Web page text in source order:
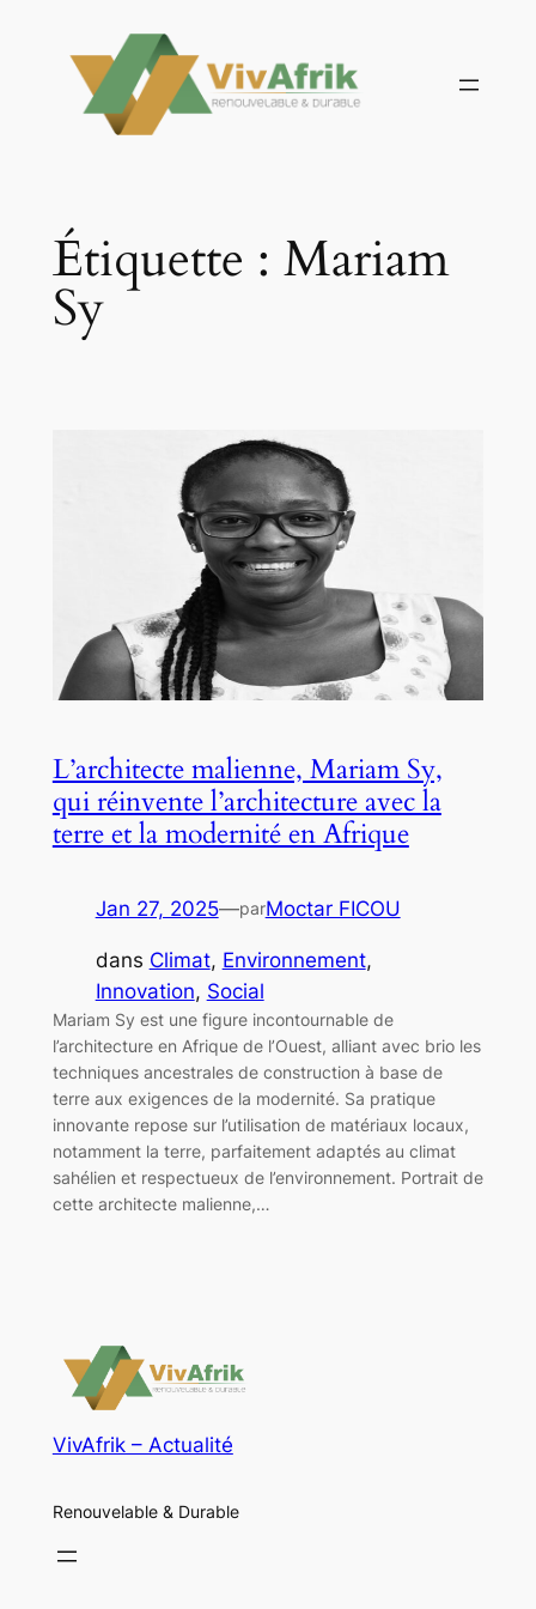
contenu
Étiquette : Mariam
Sy
L’architecte malienne, Mariam Sy,
qui réinvente l’architecture avec la
terre et la modernité en Afrique
Jan 27, 2025—parMoctar FICOU
dans Climat, Environnement
Innovation, Social
Mariam Sy est une figure incontournable de
l’architecture en Afrique de l’Ouest, alliant avec brio les
techniques ancestrales de construction à base de
terre aux exigences de la modernité. Sa pratique
innovante repose sur l’utilisation de matériaux locaux,
notamment la terre, parfaitement adaptés au climat
sahélien et respectueux de l’environnement. Portrait de
cette architecte malienne,…
VivAfrik – Actualité
Renouvelable & Durable